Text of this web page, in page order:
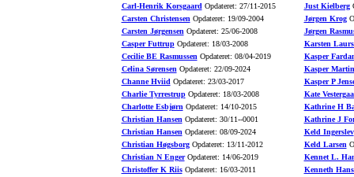
Carl-Henrik Korsgaard Opdateret: 27/11-2015
Carsten Christensen Opdateret: 19/09-2004
Carsten Jørgensen Opdateret: 25/06-2008
Casper FuttrupOpdateret: 18/03-2008
Cecilie BE Rasmussen Opdateret: 08/04-2019
Celina Sørensen Opdateret: 22/09-2024
Channe Hviid Opdateret: 23/03-2017
Charlie TyrrestrupOpdateret: 18/03-2008
Charlotte Esbjørn Opdateret: 14/10-2015
Christian Hansen Opdateret: 30/11--0001
Christian Hansen Opdateret: 08/09-2024
Christian HøgsborgOpdateret: 13/11-2012
Christian N EngerOpdateret: 14/06-2019
Christoffer K RiisOpdateret: 16/03-2011
Just Kielberg
Jørgen Krog
Jørgen
Karsten
Kasper
Kasper
Kasper P
Kate
Kathrine H
Kathrine J
Keld Ingerslev
Keld Larsen
Kennet L.
Kenneth